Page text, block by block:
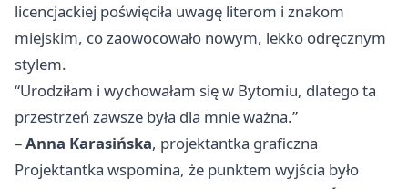
licencjackiej poświęciła uwagę literom i znakom
miejskim, co zaowocowało nowym, lekko odręcznym
stylem.
“Urodziłam i wychowałam się w Bytomiu, dlatego ta
przestrzeń zawsze była dla mnie ważna.”
–Anna Karasińska, projektantka graficzna
Projektantka wspomina, że punktem wyjścia było